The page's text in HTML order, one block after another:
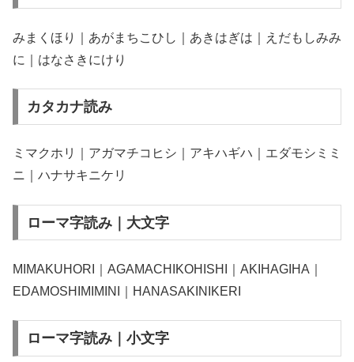
みまくほり｜あがまちこひし｜あきはぎは｜えだもしみみ
に｜はなさきにけり
カタカナ読み
ミマクホリ｜アガマチコヒシ｜アキハギハ｜エダモシミミ
ニ｜ハナサキニケリ
ローマ字読み｜大文字
MIMAKUHORI｜AGAMACHIKOHISHI｜AKIHAGIHA｜
EDAMOSHIMIMINI｜HANASAKINIKERI
ローマ字読み｜小文字